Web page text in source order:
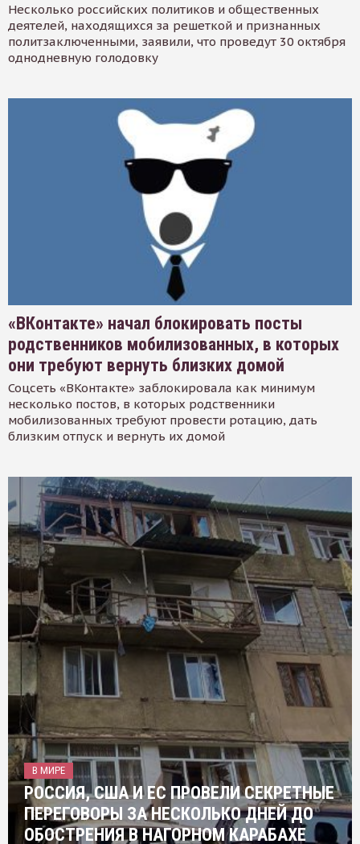
Несколько российских политиков и общественных
деятелей, находящихся за решеткой и признанных
политзаключенными, заявили, что проведут 30 октября
однодневную голодовку
«ВКонтакте» начал блокировать посты
родственников мобилизованных, в которых
они требуют вернуть близких домой
Соцсеть «ВКонтакте» заблокировала как минимум
несколько постов, в которых родственники
мобилизованных требуют провести ротацию, дать
близким отпуск и вернуть их домой
В МИРЕ
РОССИЯ, США И ЕС ПРОВЕЛИ СЕКРЕТНЫЕ
ПЕРЕГОВОРЫ ЗА НЕСКОЛЬКО ДНЕЙ ДО
ОБОСТРЕНИЯ В НАГОРНОМ КАРАБАХЕ